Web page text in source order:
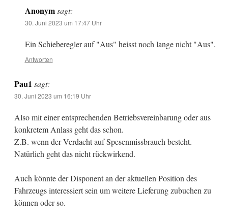
Anonym sagt:
30. Juni 2023 um 17:47 Uhr
Ein Schieberegler auf "Aus" heisst noch lange nicht "Aus".
Antworten
Pau1 sagt:
30. Juni 2023 um 16:19 Uhr
Also mit einer entsprechenden Betriebsvereinbarung oder aus
konkretem Anlass geht das schon.
Z.B. wenn der Verdacht auf Spesenmissbrauch besteht.
Natürlich geht das nicht rückwirkend.
Auch könnte der Disponent an der aktuellen Position des
Fahrzeugs interessiert sein um weitere Lieferung zubuchen zu
können oder so.